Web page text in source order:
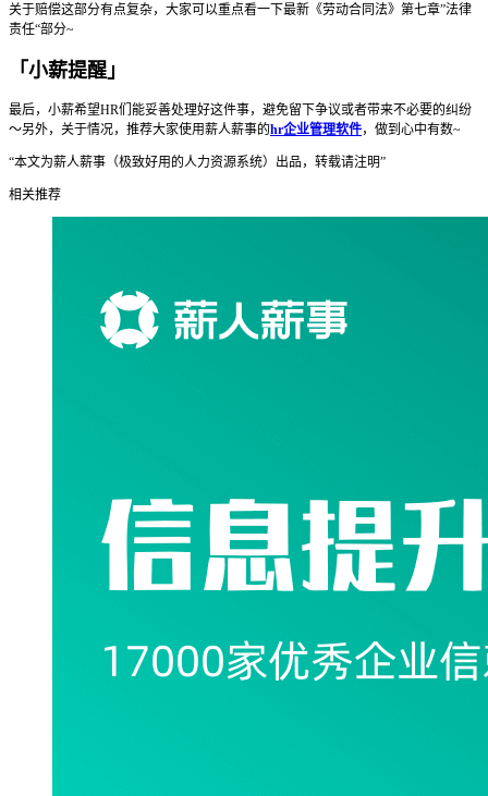
关于赔偿这部分有点复杂，大家可以重点看一下最新《劳动合同法》第七章”法律
责任“部分~
「小薪提醒」
最后，小薪希望HR们能妥善处理好这件事，避免留下争议或者带来不必要的纠纷
～另外，关于情况，推荐大家使用薪人薪事的hr企业管理软件，做到心中有数~
“本文为薪人薪事（极致好用的人力资源系统）出品，转载请注明”
相关推荐